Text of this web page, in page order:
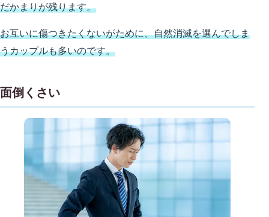
だかまりが残ります。
お互いに傷つきたくないがために、自然消滅を選んでしま
うカップルも多いのです。
面倒くさい